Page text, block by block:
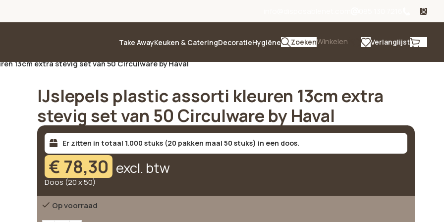
Take AwayKeuken & CateringDecoratieHygiëne ZoekenWinkelen Verlanglijst
13cm extra stevig set van 50 Circulware by Haval
IJslepels plastic assorti kleuren 13cm extra
stevig set van 50 Circulware by Haval
Er zitten in totaal 1.000 stuks (20 pakken maal 50 stuks) in een doos.
€ 78,30 excl. btw
Doos (20 x 50)
Op voorraad